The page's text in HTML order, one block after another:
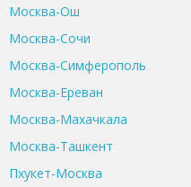
Москва-Ош
Москва-Сочи
Москва-Симферополь
Москва-Ереван
Москва-Махачкала
Москва-Ташкент
Пхукет-Москва